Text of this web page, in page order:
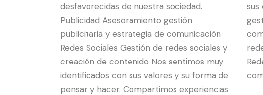
desfavorecidas de nuestra sociedad.
Publicidad Asesoramiento gestión
publicitaria y estrategia de comunicación
Redes Sociales Gestión de redes sociales y
creación de contenido Nos sentimos muy
identificados con sus valores y su forma de
pensar y hacer. Compartimos experiencias
sus